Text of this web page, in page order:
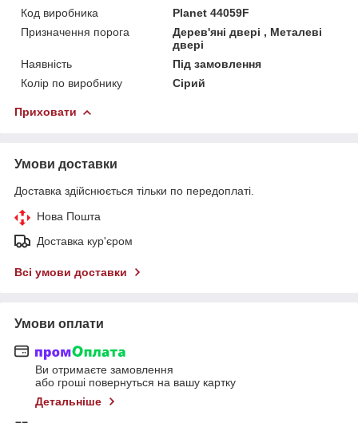
Код виробника
Planet 44059F
Призначення порога
Дерев'яні двері , Металеві
двері
Наявність
Під замовлення
Колір по виробнику
Сірий
Приховати
Умови доставки
Доставка здійснюється тільки по передоплаті.
Нова Пошта
Доставка кур'єром
Всі умови доставки
Умови оплати
Ви отримаєте замовлення
або гроші повернуться на вашу картку
Детальніше